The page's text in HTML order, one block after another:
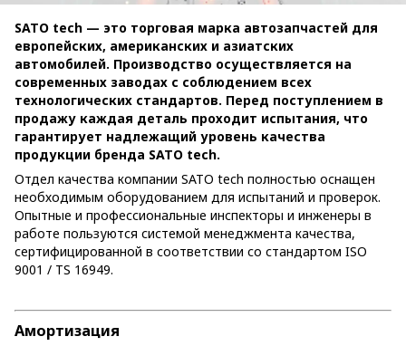
SATO tech — это торговая марка автозапчастей для
европейских, американских и азиатских
автомобилей. Производство осуществляется на
современных заводах с соблюдением всех
технологических стандартов. Перед поступлением в
продажу каждая деталь проходит испытания, что
гарантирует надлежащий уровень качества
продукции бренда SATO tech.
Отдел качества компании SATO tech полностью оснащен
необходимым оборудованием для испытаний и проверок.
Опытные и профессиональные инспекторы и инженеры в
работе пользуются системой менеджмента качества,
сертифицированной в соответствии со стандартом ISO
9001 / TS 16949.
Амортизация